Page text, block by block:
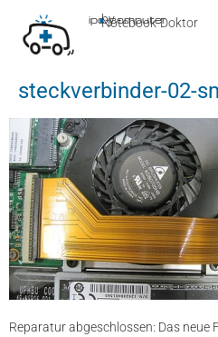
Notebook-Doktor
by
■
ipc-computer
steckverbinder-02-
Reparatur abgeschlossen: Das neue